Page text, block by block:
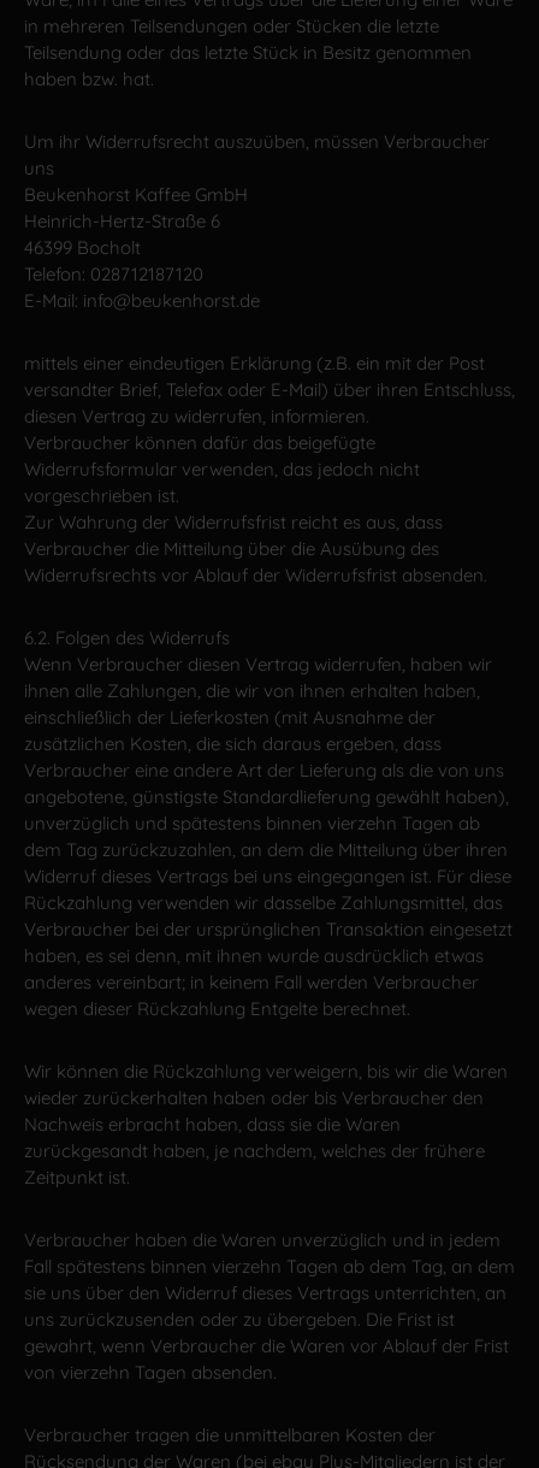
in mehreren Teilsendungen oder Stücken die letzte
Teilsendung oder das letzte Stück in Besitz genommen
haben bzw. hat.
Um ihr Widerrufsrecht auszuüben, müssen Verbraucher
uns
Beukenhorst Kaffee GmbH
Heinrich-Hertz-Straße 6
46399 Bocholt
Telefon: 028712187120
E-Mail: info@beukenhorst.de
mittels einer eindeutigen Erklärung (z.B. ein mit der Post
versandter Brief, Telefax oder E-Mail) über ihren Entschluss,
diesen Vertrag zu widerrufen, informieren.
Verbraucher können dafür das beigefügte
Widerrufsformular verwenden, das jedoch nicht
vorgeschrieben ist.
Zur Wahrung der Widerrufsfrist reicht es aus, dass
Verbraucher die Mitteilung über die Ausübung des
Widerrufsrechts vor Ablauf der Widerrufsfrist absenden.
6.2. Folgen des Widerrufs
Wenn Verbraucher diesen Vertrag widerrufen, haben wir
ihnen alle Zahlungen, die wir von ihnen erhalten haben,
einschließlich der Lieferkosten (mit Ausnahme der
zusätzlichen Kosten, die sich daraus ergeben, dass
Verbraucher eine andere Art der Lieferung als die von uns
angebotene, günstigste Standardlieferung gewählt haben),
unverzüglich und spätestens binnen vierzehn Tagen ab
dem Tag zurückzuzahlen, an dem die Mitteilung über ihren
Widerruf dieses Vertrags bei uns eingegangen ist. Für diese
Rückzahlung verwenden wir dasselbe Zahlungsmittel, das
Verbraucher bei der ursprünglichen Transaktion eingesetzt
haben, es sei denn, mit ihnen wurde ausdrücklich etwas
anderes vereinbart; in keinem Fall werden Verbraucher
wegen dieser Rückzahlung Entgelte berechnet.
Wir können die Rückzahlung verweigern, bis wir die Waren
wieder zurückerhalten haben oder bis Verbraucher den
Nachweis erbracht haben, dass sie die Waren
zurückgesandt haben, je nachdem, welches der frühere
Zeitpunkt ist.
Verbraucher haben die Waren unverzüglich und in jedem
Fall spätestens binnen vierzehn Tagen ab dem Tag, an dem
sie uns über den Widerruf dieses Vertrags unterrichten, an
uns zurückzusenden oder zu übergeben. Die Frist ist
gewahrt, wenn Verbraucher die Waren vor Ablauf der Frist
von vierzehn Tagen absenden.
Verbraucher tragen die unmittelbaren Kosten der
Rücksendung der Waren (bei ebay Plus-Mitgliedern ist der